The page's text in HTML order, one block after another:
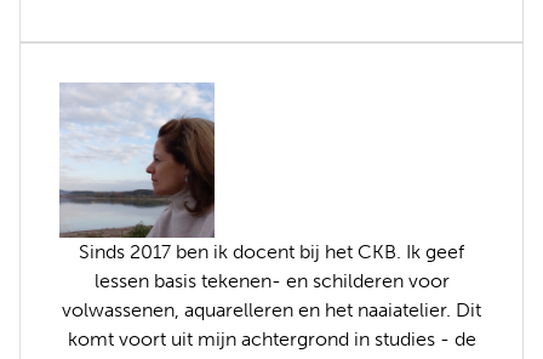
Sinds 2017 ben ik docent bij het CKB. Ik geef
lessen basis tekenen- en schilderen voor
volwassenen, aquarelleren en het naaiatelier. Dit
komt voort uit mijn achtergrond in studies - de